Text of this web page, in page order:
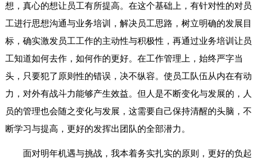
想，真心的想让员工有所提高。在这个基础上，有针对性的对员
工进行思想沟通与业务培训，解决员工思路，树立明确的发展目
标，确实激发员工工作的主动性与积极性，再通过业务培训让员
工知道如何去作，如何作的更好。在工作管理上，始终严字当
头，只要犯了原则性的错误，决不纵容。使员工队伍从内在有动
力，对外有战斗力能够产生效益。但人是不断变化与发展的，人
员的管理也会随之变化与发展，这需要自己保持清醒的头脑，不
断学习与提高，更好的发挥出团队的全部潜力。
面对明年机遇与挑战，我本着务实扎实的原则，更好的负起